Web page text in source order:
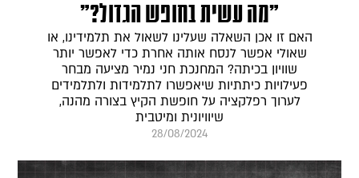
"מה עשית בחופש הגדול?"
האם זו אכן השאלה שעלינו לשאול את תלמידינו, או
שאולי אפשר לנסח אותה אחרת כדי לאפשר יותר
שוויון בכיתה? המחנכת חני נמיר מציעה מבחר
פעילויות כיתתיות שיאפשרו לתלמידות ולתלמידים
לערוך רפלקציה על חופשת הקיץ בצורה מהנה,
שיוויונית ומיטבית
28/08/2024